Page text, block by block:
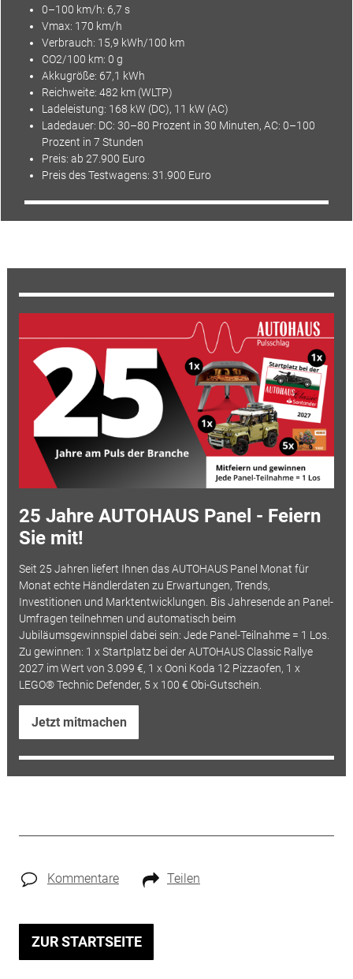
0–100 km/h: 6,7 s
Vmax: 170 km/h
Verbrauch: 15,9 kWh/100 km
CO2/100 km: 0 g
Akkugröße: 67,1 kWh
Reichweite: 482 km (WLTP)
Ladeleistung: 168 kW (DC), 11 kW (AC)
Ladedauer: DC: 30–80 Prozent in 30 Minuten, AC: 0–100
Prozent in 7 Stunden
Preis: ab 27.900 Euro
Preis des Testwagens: 31.900 Euro
25 Jahre AUTOHAUS Panel - Feiern
Sie mit!
Seit 25 Jahren liefert Ihnen das AUTOHAUS Panel Monat für
Monat echte Händlerdaten zu Erwartungen, Trends,
Investitionen und Marktentwicklungen. Bis Jahresende an Panel-
Umfragen teilnehmen und automatisch beim
Jubiläumsgewinnspiel dabei sein: Jede Panel-Teilnahme = 1 Los.
Zu gewinnen: 1 x Startplatz bei der AUTOHAUS Classic Rallye
2027 im Wert von 3.099 €, 1 x Ooni Koda 12 Pizzaofen, 1 x
LEGO® Technic Defender, 5 x 100 € Obi-Gutschein.
Jetzt mitmachen
Kommentare Teilen
ZUR STARTSEITE